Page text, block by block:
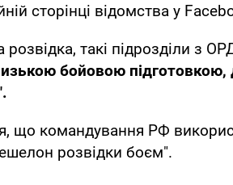
сторінці відомства у
розвідка, такі підрозділи з
бойовою підготовкою,
що командування РФ
розвідки боєм".